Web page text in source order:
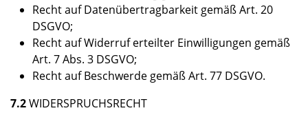
Recht auf Datenübertragbarkeit gemäß Art. 20
DSGVO;
Recht auf Widerruf erteilter Einwilligungen gemäß
Art. 7 Abs. 3 DSGVO;
Recht auf Beschwerde gemäß Art. 77 DSGVO.
7.2WIDERSPRUCHSRECHT